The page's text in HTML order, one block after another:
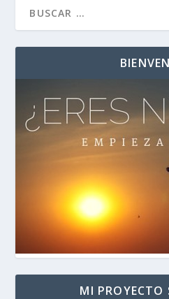
MI PROYECTO